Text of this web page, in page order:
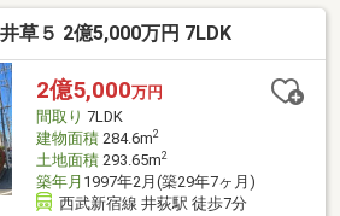
約320m 徒歩4分・杉並区立井草中学
宮保育園 約150m 徒歩2分・肉のハ
250ｍ 徒歩4分・まいばすけっと 上
6分 担当：齊藤
草５ 2億5,000万円 7LDK
2億5,000万円
間取り 7LDK
建物面積284.6m2
土地面積293.65m2
築年月 1997年2月(築29年7ヶ月)
西武新宿線 井荻駅 徒歩7分